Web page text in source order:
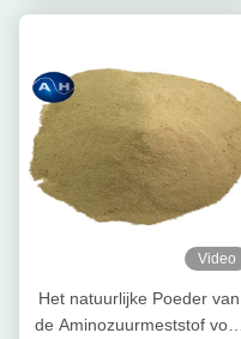
Video
Het natuurlijke Poeder van
de Aminozuurmeststof voor